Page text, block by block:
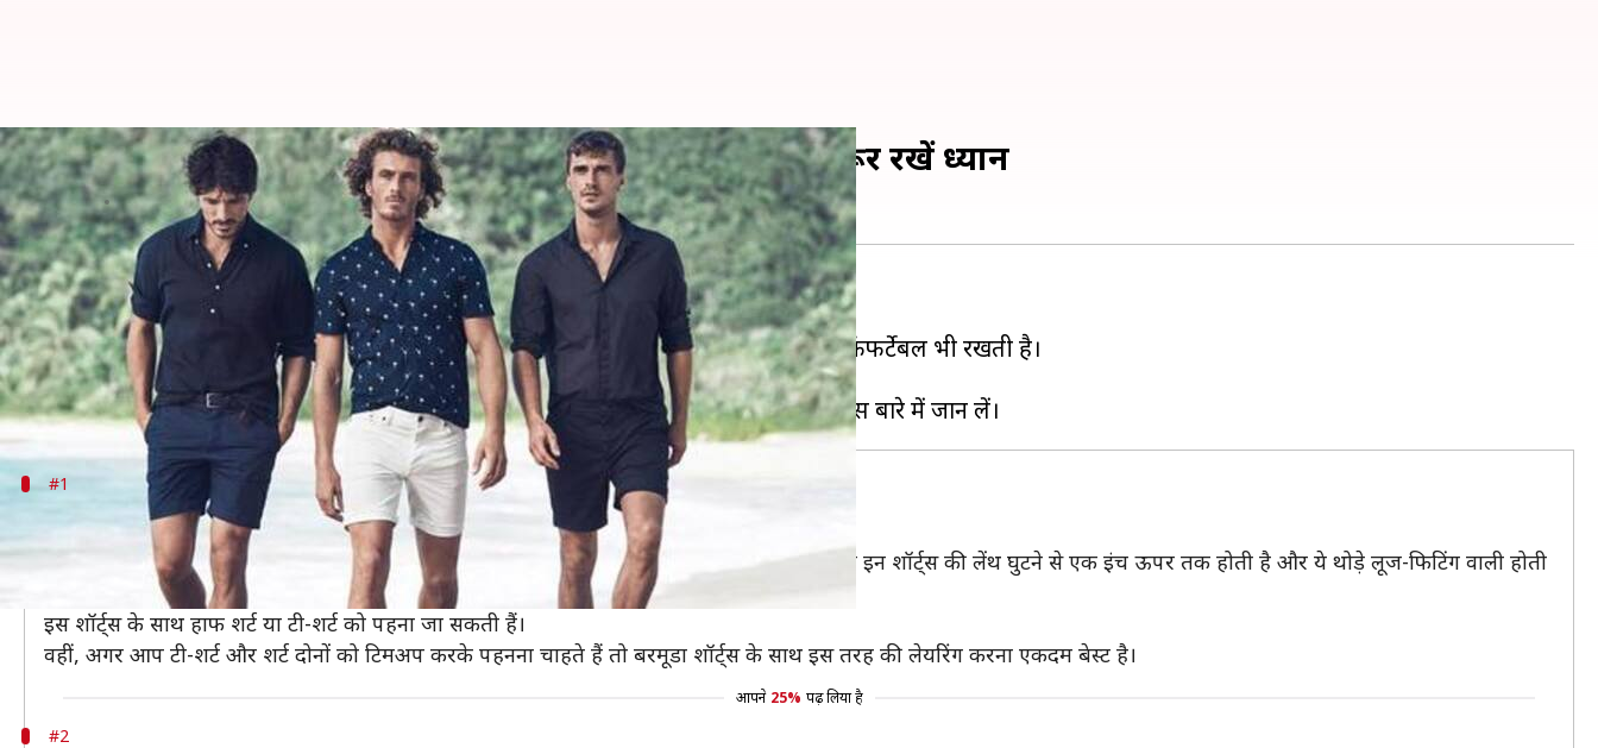
फैशन टिप्स: गर्मियों में लड़के शॉर्ट्स पहनते समय इन बातों का जरूर रखें ध्यान
लेखन अंजली May 08, 2020 06:59 pm
क्या है खबर?
गर्मियों में लड़के जींस पहनना पसंद नहीं करते हैं, क्योंकि जींस पहनने में काफी गर्मी लगती है।
गर्मी से बचने और कूल लुक के लिए लड़के शॉर्ट्स पहनना ज्यादा पसंद करते हैं, क्योंकि शॉर्ट्स उन्हें कंफर्टेबल भी रखती है।
खासकर, लॉकडाउन फैशन के लिए तो शॉर्ट्स से बेहतर क्या हो सकता है।
#1
बरमूडा शॉर्ट्स
बरमूडा शॉर्ट्स (Bermuda Shorts) को वॉकिंग या ड्रेस शॉर्ट्स के नाम से भी जाना जाता हैं। आमतौर पर इन शॉर्ट्स की लेंथ घुटने से एक इंच ऊपर तक होती है और ये थोड़े लूज-फिटिंग वाली होती
इस शॉर्ट्स के साथ हाफ शर्ट या टी-शर्ट को पहना जा सकती हैं।
वहीं, अगर आप टी-शर्ट और शर्ट दोनों को टिमअप करके पहनना चाहते हैं तो बरमूडा शॉर्ट्स के साथ इस तरह की लेयरिंग करना एकदम बेस्ट है।
आपने 25% पढ़ लिया है
#2